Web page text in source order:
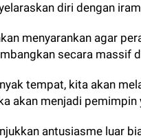
diri dengan
menyarankan agar
secara massif
tempat, kita akan
akan menjadi
antusiasme luar